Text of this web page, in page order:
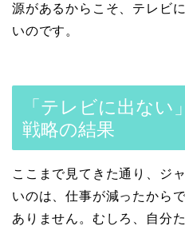
源があるからこそ、テレビ
いのです。
「テレビに出ない
戦略の結果
ここまで見てきた通り、ジ
いのは、仕事が減ったから
ありません。むしろ、自分